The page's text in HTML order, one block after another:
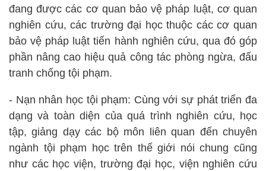
đang được các cơ quan bảo vệ pháp luật, cơ quan
nghiên cứu, các trường đại học thuộc các cơ quan
bảo vệ pháp luật tiến hành nghiên cứu, qua đó góp
phần nâng cao hiệu quả công tác phòng ngừa, đấu
tranh chống tội phạm.
- Nạn nhân học tội phạm: Cùng với sự phát triển đa
dạng và toàn diện của quá trình nghiên cứu, học
tập, giảng dạy các bộ môn liên quan đến chuyên
ngành tội phạm học trên thế giới nói chung cũng
như các học viện, trường đại học, viện nghiên cứu